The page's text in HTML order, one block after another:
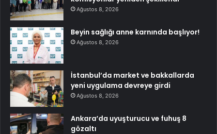
Ağustos 8, 2026
Beyin sağlığı anne karnında başlıyor!
Ağustos 8, 2026
İstanbul’da market ve bakkallarda
yeni uygulama devreye girdi
Ağustos 8, 2026
Ankara’da uyuşturucu ve fuhuş 8
gözaltı